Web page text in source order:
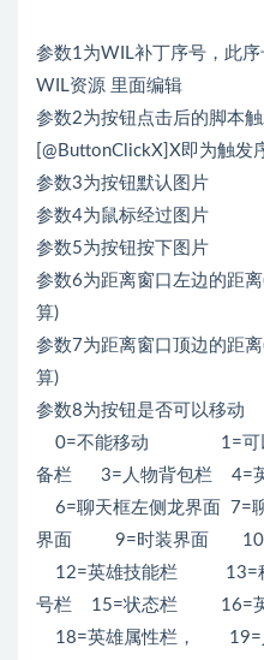
参数1为WIL补丁序号，此
WIL资源 里面编辑
参数2为按钮点击后的脚本
[@ButtonClickX]X即为触发
参数3为按钮默认图片
参数4为鼠标经过图片
参数5为按钮按下图片
参数6为距离窗口左边的距
算)
参数7为距离窗口顶边的距
算)
参数8为按钮是否可以移动
0=不能移动 1=
备栏 3=人物背包栏 4=
6=聊天框左侧龙界面 7=
界面 9=时装界面
12=英雄技能栏
号栏 15=状态栏 16=英
18=英雄属性栏，